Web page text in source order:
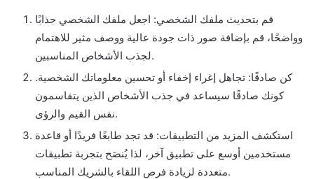
قم بتحديث ملفك الشخصي: اجعل ملفك الشخصي جذابًا
وواضحًا، قم بإضافة صور ذات جودة عالية ووصف مثير للاهتمام
لجذب الأشخاص المناسبين.
كن صادقًا: تجاهل إغراء إخفاء أو تحسين معلوماتك الشخصية.
كونك صادقًا سيساعد في جذب الأشخاص الذين يتقاسمون
نفس القيم والرؤى.
استكشف المزيد من التطبيقات: قد تجد طابعًا فريدًا أو قاعدة
مستخدمين أوسع على تطبيق آخر، لذا يُنصَح بتجربة تطبيقات
متعددة لزيادة فرص اللقاء بالشريك المناسب.